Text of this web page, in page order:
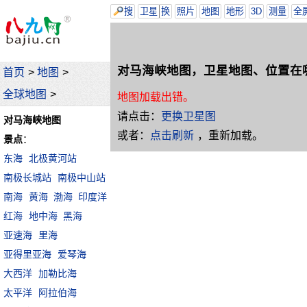
首页 > 地图 >
全球地图 >
对马海峡地图
景点：
东海 北极黄河站
南极长城站 南极中山站
南海 黄海 渤海 印度洋
红海 地中海 黑海
亚速海
里海
亚得里亚海
爱琴海
大西洋 加勒比海
太平洋
阿拉伯海
搜 卫星 换 照片 地图 地形 3D 测量 全
对马海峡地图，卫星地图、位置在
地图加载出错。
请点击：
更换卫星图
或者：
点击刷新 ，重新加载。